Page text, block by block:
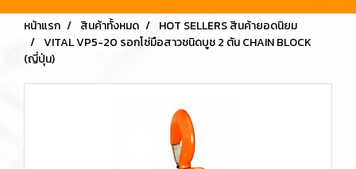
หน้าแรก สินค้าทั้งหมด
HOT SELLERS สินค้ายอดนิยม
VITAL VP5-20 รอกโซ่มือสาวชนิดบูช 2 ตัน CHAIN BLOCK
(ญี่ปุ่น)